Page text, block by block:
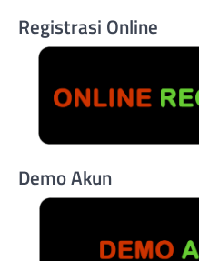
Registrasi Online
Demo Akun